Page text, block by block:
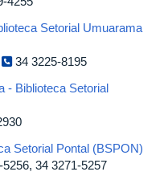
Setorial Umuarama
34 3225-8195
- Biblioteca Setorial
Setorial Pontal (BSPON)
34 3271-5257